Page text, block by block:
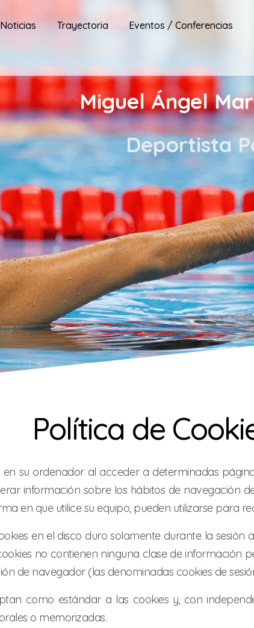
Noticias Trayectoria Eventos / Conferencias
Miguel Ángel
Deportista
Política de
en su ordenador al acceder a determinadas
información sobre los hábitos de navegación
en que utilice su equipo, pueden utilizarse para
en el disco duro solamente durante la
no contienen ninguna clase de información
de navegador (las denominadas cookies de
como estándar a las cookies y, con
o memorizadas.